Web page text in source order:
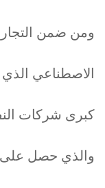
ومن ضمن
الاصطناعي
كبرى شركات
والذي حصل على